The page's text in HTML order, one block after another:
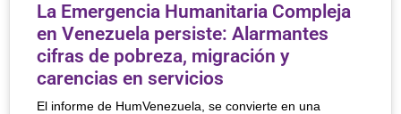
La Emergencia Humanitaria Compleja
en Venezuela persiste: Alarmantes
cifras de pobreza, migración y
carencias en servicios
El informe de HumVenezuela, se convierte en una